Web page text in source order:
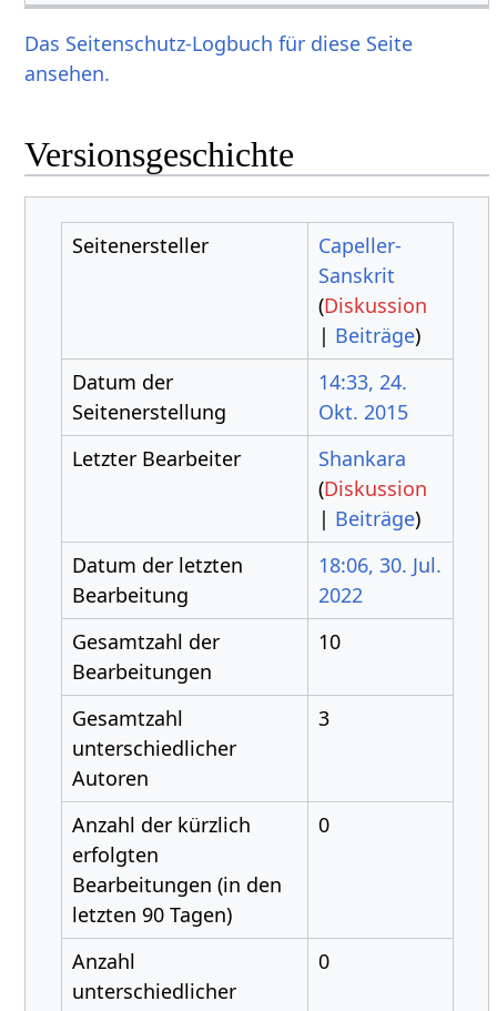
Das Seitenschutz-Logbuch für diese Seite
ansehen.
Versionsgeschichte
Seitenersteller
Capeller-
Sanskrit
(Diskussion
| Beiträge)
Datum der
Seitenerstellung
14:33, 24.
Okt. 2015
Letzter Bearbeiter
Shankara
(Diskussion
| Beiträge)
Datum der letzten
Bearbeitung
18:06, 30. Jul.
2022
Gesamtzahl der
Bearbeitungen
10
Gesamtzahl
unterschiedlicher
Autoren
3
Anzahl der kürzlich
erfolgten
Bearbeitungen (in den
letzten 90 Tagen)
0
Anzahl
unterschiedlicher
0